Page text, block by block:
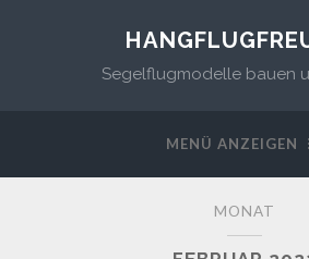
Segelflugmodelle bauen
MENÜ ANZEIGEN
MONAT